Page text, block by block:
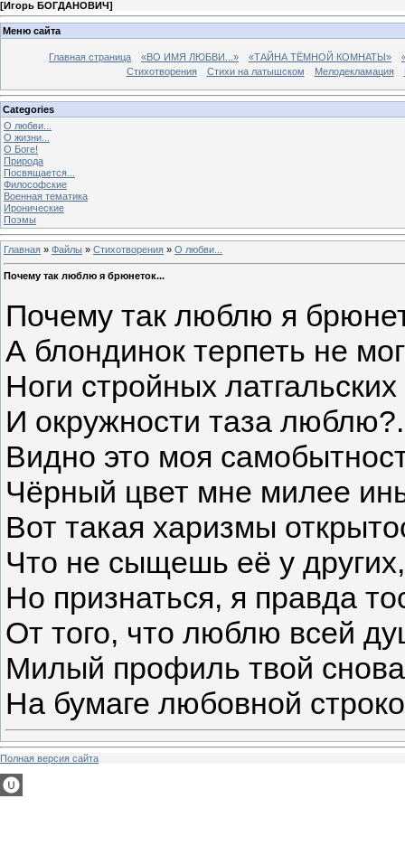
[Игорь БОГДАНОВИЧ]
Меню сайта
Главная страница «ВО ИМЯ ЛЮБВИ...» «ТАЙНА ТЁМНОЙ КОМНАТЫ»
Стихотворения
Стихи на латышском Мелодекламация
Categories
О любви...
О жизни...
О Боге!
Природа
Посвящается...
Философские
Военная тематика
Иронические
Поэмы
Главная » Файлы » Стихотворения » О любви...
Почему так люблю я брюнеток...
Почему так люблю я
А блондинок терпеть не
Ноги стройных
И окружности таза
Видно это моя
Чёрный цвет мне милее
Вот такая харизмы
Что не сыщешь её у других,
Но признаться, я правда
От того, что люблю всей
Милый профиль твой
На бумаге любовной
Полная версия сайта